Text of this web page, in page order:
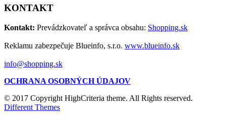
KONTAKT
Kontakt: Prevádzkovateľ a správca obsahu: Shopping.sk
Reklamu zabezpečuje Blueinfo, s.r.o. www.blueinfo.sk
info@shopping.sk
OCHRANA OSOBNÝCH ÚDAJOV
© 2017 Copyright HighCriteria theme. All Rights reserved.
Different Themes